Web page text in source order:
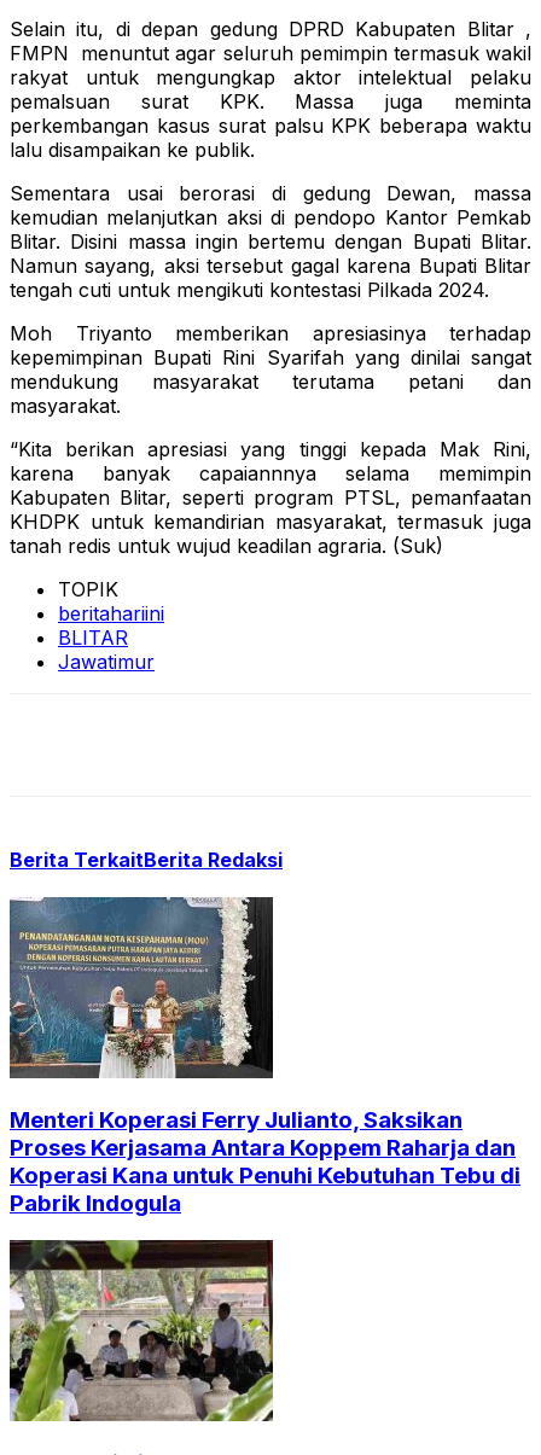
Selain itu, di depan gedung DPRD Kabupaten Blitar ,
FMPN menuntut agar seluruh pemimpin termasuk wakil
rakyat untuk mengungkap aktor intelektual pelaku
pemalsuan surat KPK. Massa juga meminta
perkembangan kasus surat palsu KPK beberapa waktu
lalu disampaikan ke publik.
Sementara usai berorasi di gedung Dewan, massa
kemudian melanjutkan aksi di pendopo Kantor Pemkab
Blitar. Disini massa ingin bertemu dengan Bupati Blitar.
Namun sayang, aksi tersebut gagal karena Bupati Blitar
tengah cuti untuk mengikuti kontestasi Pilkada 2024.
Moh Triyanto memberikan apresiasinya terhadap
kepemimpinan Bupati Rini Syarifah yang dinilai sangat
mendukung masyarakat terutama petani dan
masyarakat.
“Kita berikan apresiasi yang tinggi kepada Mak Rini,
karena banyak capaiannnya selama memimpin
Kabupaten Blitar, seperti program PTSL, pemanfaatan
KHDPK untuk kemandirian masyarakat, termasuk juga
tanah redis untuk wujud keadilan agraria. (Suk)
TOPIK
beritahariini
BLITAR
Jawatimur
Berita TerkaitBerita Redaksi
Menteri Koperasi Ferry Julianto, Saksikan
Proses Kerjasama Antara Koppem Raharja dan
Koperasi Kana untuk Penuhi Kebutuhan Tebu di
Pabrik Indogula